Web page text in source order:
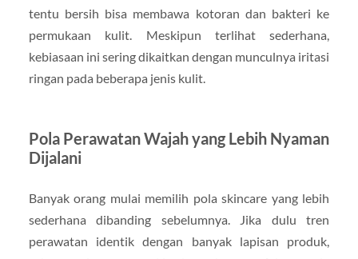
tentu bersih bisa membawa kotoran dan bakteri ke
permukaan kulit. Meskipun terlihat sederhana,
kebiasaan ini sering dikaitkan dengan munculnya iritasi
ringan pada beberapa jenis kulit.
Pola Perawatan Wajah yang Lebih Nyaman
Dijalani
Banyak orang mulai memilih pola skincare yang lebih
sederhana dibanding sebelumnya. Jika dulu tren
perawatan identik dengan banyak lapisan produk,